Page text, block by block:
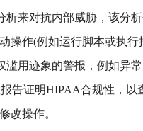
析来对抗内部威胁，该分
操作(例如运行脚本或执行
滥用迹象的警报，例如异
告证明HIPAA合规性，
改操作。